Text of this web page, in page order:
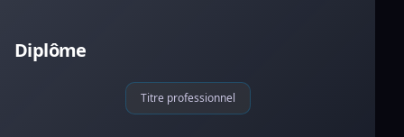
Diplôme
Titre professionnel